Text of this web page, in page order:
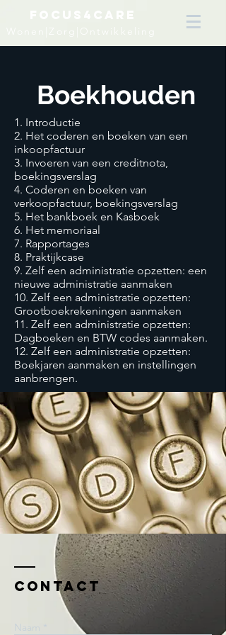
FOCUS4CARE
Boekhouden
1. Introductie
2. Het coderen en boeken van een
inkoopfactuur
3. Invoeren van een creditnota,
boekingsverslag
4. Coderen en boeken van
verkoopfactuur, boekingsverslag
5. Het bankboek en Kasboek
6. Het memoriaal
7. Rapportages
8. Praktijkcase
9. Zelf een administratie opzetten: een
nieuwe administratie aanmaken
10. Zelf een administratie opzetten:
Grootboekrekeningen aanmaken
11. Zelf een administratie opzetten:
Dagboeken en BTW codes aanmaken.
12. Zelf een administratie opzetten:
Boekjaren aanmaken en instellingen
aanbrengen.
Contact
Naam *